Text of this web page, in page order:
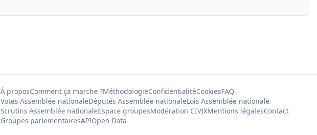
À proposComment ça marche ?MéthodologieConfidentialitéCookiesFAQ
Votes Assemblée nationaleDéputés Assemblée nationaleLois Assemblée nationale
Scrutins Assemblée nationaleEspace groupesModération CIVIXMentions légalesContact
Groupes parlementairesAPIOpen Data